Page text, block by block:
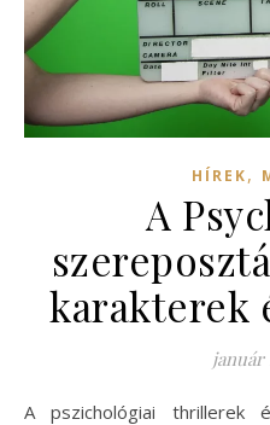
HÍREK,
A
karakterek
január
A pszichológiai thrillerek évtizedek óta lenyűgözik a